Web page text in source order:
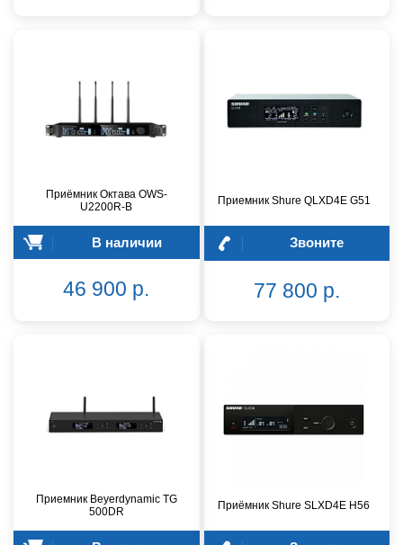
Приёмник Октава OWS-
U2200R-B
В наличии
46 900 р.
Приемник Shure QLXD4E G51
Звоните
77 800 р.
Приемник Beyerdynamic TG
500DR
Приёмник Shure SLXD4E H56